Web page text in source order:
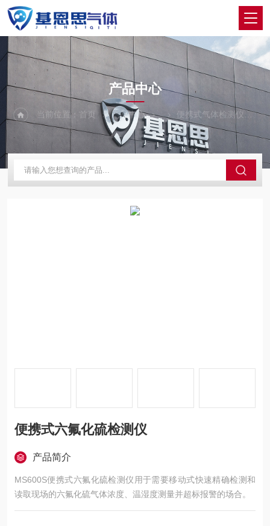
PRODUCTS CENTER
产品中心
当前位置： 首页 产品中心 便携式气体检测仪
便携式六氟化硫检测仪
产品简介
MS600S便携式六氟化硫检测仪用于需要移动式快速精确检测和
读取现场的六氟化硫气体浓度、温湿度测量并超标报警的场合。